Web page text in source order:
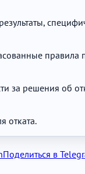
за решения об
отката.
Поделиться в